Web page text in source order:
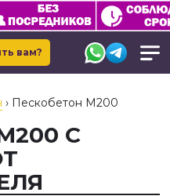
вам?
› Пескобетон М200
С